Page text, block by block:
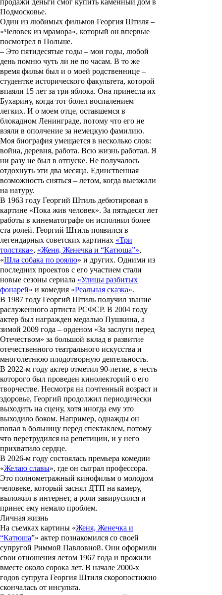
продажи деньги смог купить каменный дом в
Подмосковье.
Один из любимых фильмов Георгия Штиля –
«Человек из мрамора», который он впервые
посмотрел в Польше.
– Это пятидесятые годы – мои годы, любой
день помню чуть ли не по часам. В то же
время фильм был и о моей родственнице –
студентке исторического факультета, которой
впаяли 15 лет за три яблока. Она принесла их
Бухарину, когда тот болел воспалением
легких. И о моем отце, оставшемся в
блокадном Ленинграде, потому что его не
взяли в ополчение за немецкую фамилию.
Моя биография умещается в несколько слов:
война, деревня, работа. Всю жизнь работал. Я
ни разу не был в отпуске. Не получалось
отдохнуть эти два месяца. Единственная
возможность сняться – летом, когда выезжали
на натуру.
В 1963 году Георгий Штиль дебютировал в
картине «Пока жив человек». За пятьдесят лет
работы в кинематографе он исполнил более
ста ролей. Георгий Штиль появился в
легендарных советских картинах «Три
толстяка», «Женя, Женечка и “Катюша”»,
«Шла собака по роялю» и других. Одними из
последних проектов с его участием стали
новые сезоны сериала «Улицы разбитых
фонарей» и комедия «Реальная сказка».
В 1987 году Георгий Штиль получил звание
pаслуженного артиста РСФСР. В 2004 году
актер был награжден медалью Пушкина, а
зимой 2009 года – орденом «За заслуги перед
Отечеством» за большой вклад в развитие
отечественного театрального искусства и
многолетнюю плодотворную деятельность.
В 2022-м году актер отметил 90-летие, в честь
которого был проведен кинолекторий о его
творчестве. Несмотря на почтенный возраст и
здоровье, Георгий продолжил периодически
выходить на сцену, хотя иногда ему это
выходило боком. Например, однажды он
попал в больницу перед спектаклем, потому
что перетрудился на репетиции, и у него
прихватило сердце.
В 2026-м году состоялась премьера комедии
«Желаю славы», где он сыграл профессора.
Это полнометражный кинофильм о молодом
человеке, который заснял ДТП на камеру,
выложил в интернет, а роли завирусился и
принес ему немало проблем.
Личная жизнь
На съемках картины «Женя, Женечка и
“Катюша”» актер познакомился со своей
супругой Риммой Павловной. Они оформили
свои отношения летом 1967 года и прожили
вместе около сорока лет. В начале 2000-х
годов супруга Георгия Штиля скоропостижно
скончалась от инсульта.